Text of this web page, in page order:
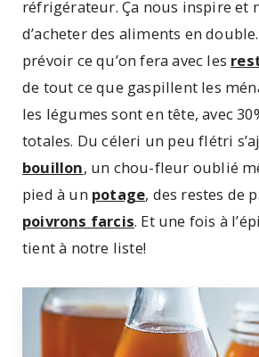
réfrigérateur. Ça nous inspire et
d’acheter des aliments en
prévoir ce qu’on fera avec les
de tout ce que gaspillent les
les légumes sont en tête, avec
totales. Du céleri un peu flétri
bouillon, un chou-fleur oublié
pied à un potage, des restes de
poivrons farcis. Et une fois à
tient à notre liste!